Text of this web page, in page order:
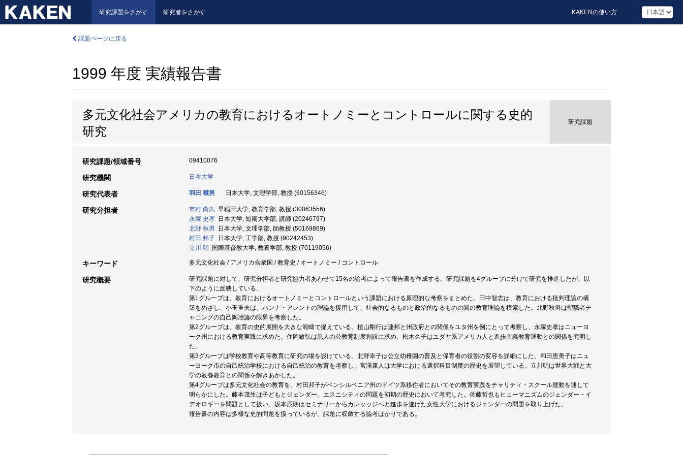
研究課題をさがす 研究者をさがす KAKENの使い方
課題ページに戻る
1999 年度 実績報告書
多元文化社会アメリカの教育におけるオートノミーとコントロールに関する史的
研究
研究課題
研究課題/領域番号 09410076
研究機関 日本大学
研究代表者 羽田 積男 日本大学, 文理学部, 教授 (60156346)
研究分担者 市村 尚久 早稲田大学, 教育学部, 教授 (30063556)
永塚 史孝 日本大学, 短期大学部, 講師 (20246797)
北野 秋男 日本大学, 文理学部, 助教授 (50169869)
村田 邦子 日本大学, 工学部, 教授 (90242453)
立川 明
国際基督教大学, 教養学部, 教授 (70119056)
キーワード 多元文化社会 / アメリカ合衆国 / 教育史 / オートノミー / コントロール
研究概要
研究課題に対して、研究分担者と研究協力者あわせて15名の論考によって報告書を作成する。研究課題を4グループに分けて研究を推進したが、以
下のように反映している。
第1グループは、教育におけるオートノミーとコントロールという課題における原理的な考察をまとめた。田中智志は、教育における批判理論の構
築をめざし、小玉重夫は、ハンナ・アレントの理論を援用して、社会的なるものと政治的なるものの間の教育理論を模索した。北野秋男は聖職者チ
ャニングの自己陶冶論の限界を考察した。
第2グループは、教育の史的展開を大きな範疇で捉えている。植山剛行は連邦と州政府との関係をユタ州を例にとって考察し、永塚史孝はニューヨ
ーク州における教育実践に求めた。住岡敏弘は黒人の公教育制度創設に求め、松木久子はユダヤ系アメリカ人と進歩主義教育運動との関係を究明し
た。
第3グループは学校教育や高等教育に研究の場を設けている。北野幸子は公立幼稚園の普及と保育者の役割の変容を詳細にした。和田恵美子はニュ
ーヨーク市の自己統治学校における自己統治の教育を考察し、宮澤康人は大学における選択科目制度の歴史を展望している。立川明は世界大戦と大
学の教養教育との関係を解きあかした。
第4グループは多元文化社会の教育を、村田邦子がペンシルベニア州のドイツ系移住者においてその教育実践をチャリティ・スクール運動を通して
明らかにした。藤本茂生は子どもとジェンダー、エスニシティの問題を初期の歴史において考究した。佐藤哲也もヒューマニズムのジェンダー・イ
デオロギーを問題として扱い、坂本辰朗はセミナリーからカレッッジへと進歩を遂げた女性大学におけるジェンダーの問題を取り上げた。
報告書の内容は多様な史的問題を扱っているが、課題に収斂する論考ばかりである。